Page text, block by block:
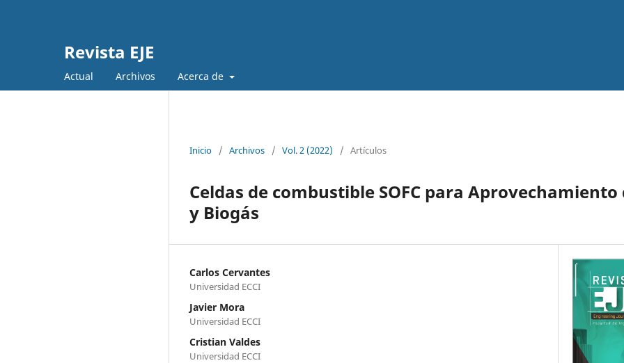
Revista EJE
Actual Archivos Acerca de
Inicio / Archivos / Vol. 2 (2022) / Artículos
Celdas de combustible SOFC para
y Biogás
Carlos Cervantes
Universidad ECCI
Javier Mora
Universidad ECCI
Cristian Valdes
Universidad ECCI